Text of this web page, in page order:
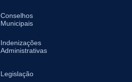
Conselhos
Municipais
Indenizações
Administrativas
Legislação